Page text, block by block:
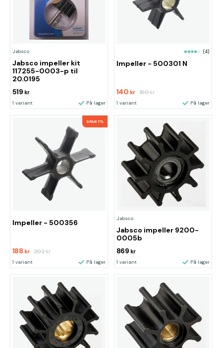
Jabsco
Jabsco impeller kit
117255-0003-p til
20.0195
519 kr
1 variant På lager
(4)
Impeller - 500301 N
140 kr 150kr
1 variant På lager
SPAR 7%
Impeller - 500356
188 kr 202kr
1 variant På lager
Jabsco
Jabsco impeller 9200-
0005b
869 kr
1 variant På lager